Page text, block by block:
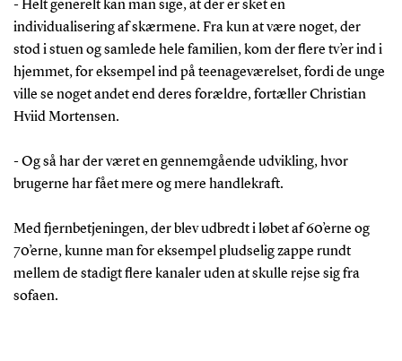
- Helt generelt kan man sige, at der er sket en
individualisering af skærmene. Fra kun at være noget, der
stod i stuen og samlede hele familien, kom der flere tv’er ind i
hjemmet, for eksempel ind på teenageværelset, fordi de unge
ville se noget andet end deres forældre, fortæller Christian
Hviid Mortensen.
- Og så har der været en gennemgående udvikling, hvor
brugerne har fået mere og mere handlekraft.
Med fjernbetjeningen, der blev udbredt i løbet af 60’erne og
70’erne, kunne man for eksempel pludselig zappe rundt
mellem de stadigt flere kanaler uden at skulle rejse sig fra
sofaen.